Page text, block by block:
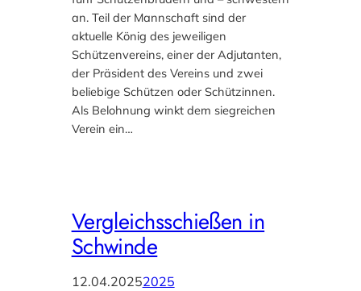
an. Teil der Mannschaft sind der
aktuelle König des jeweiligen
Schützenvereins, einer der Adjutanten,
der Präsident des Vereins und zwei
beliebige Schützen oder Schützinnen.
Als Belohnung winkt dem siegreichen
Verein ein…
Vergleichsschießen in
Schwinde
12.04.20252025